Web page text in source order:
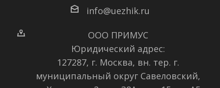
info@uezhik.ru
ООО ПРИМУС
Юридический адрес:
127287, г. Москва, вн. тер. г.
муниципальный округ Савеловский,